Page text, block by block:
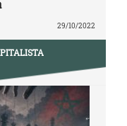
29/10/2022